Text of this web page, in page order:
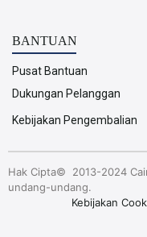
BANTUAN
Pusat Bantuan
Dukungan Pelanggan
Kebijakan Pengembalian
Hak Cipta© 2013-2024
undang-undang.
Kebijakan